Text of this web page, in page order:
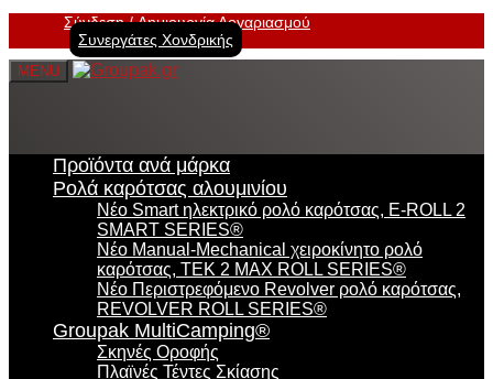
Σύνδεση
Δημιουργία Λογαριασμού
Συνεργάτες Χονδρικής
MENU
Προϊόντα ανά μάρκα
Ρολά καρότσας αλουμινίου
Νέο Smart ηλεκτρικό ρολό καρότσας, E-ROLL 2
SMART SERIES®
Νέο Manual-Mechanical χειροκίνητο ρολό
καρότσας, TEK 2 MAX ROLL SERIES®
Νέο Περιστρεφόμενο Revolver ρολό καρότσας,
REVOLVER ROLL SERIES®
Groupak MultiCamping®
Σκηνές Οροφής
Πλαϊνές Τέντες Σκίασης